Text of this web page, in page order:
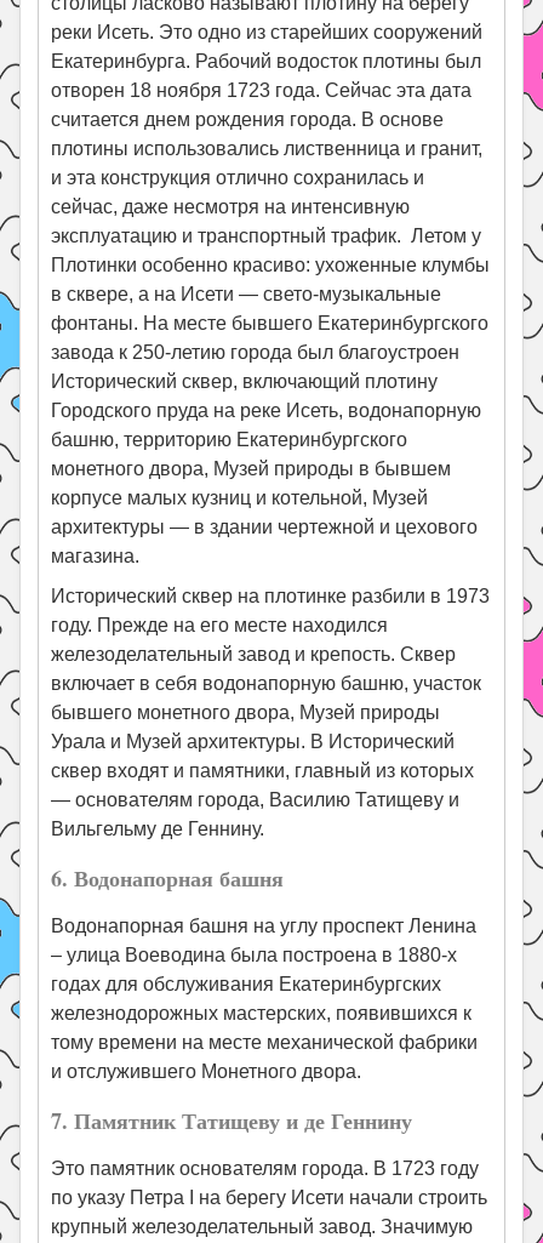
реки Исеть. Это одно из старейших сооружений
Екатеринбурга. Рабочий водосток плотины был
отворен 18 ноября 1723 года. Сейчас эта дата
считается днем рождения города. В основе
плотины использовались лиственница и гранит,
и эта конструкция отлично сохранилась и
сейчас, даже несмотря на интенсивную
эксплуатацию и транспортный трафик. Летом у
Плотинки особенно красиво: ухоженные клумбы
в сквере, а на Исети — свето-музыкальные
фонтаны. На месте бывшего Екатеринбургского
завода к 250-летию города был благоустроен
Исторический сквер, включающий плотину
Городского пруда на реке Исеть, водонапорную
башню, территорию Екатеринбургского
монетного двора, Музей природы в бывшем
корпусе малых кузниц и котельной, Музей
архитектуры — в здании чертежной и цехового
магазина.
Исторический сквер на плотинке разбили в 1973
году. Прежде на его месте находился
железоделательный завод и крепость. Сквер
включает в себя водонапорную башню, участок
бывшего монетного двора, Музей природы
Урала и Музей архитектуры. В Исторический
сквер входят и памятники, главный из которых
— основателям города, Василию Татищеву и
Вильгельму де Геннину.
6. Водонапорная башня
Водонапорная башня на углу проспект Ленина
– улица Воеводина была построена в 1880-х
годах для обслуживания Екатеринбургских
железнодорожных мастерских, появившихся к
тому времени на месте механической фабрики
и отслужившего Монетного двора.
7. Памятник Татищеву и де Геннину
Это памятник основателям города. В 1723 году
по указу Петра I на берегу Исети начали строить
крупный железоделательный завод. Значимую